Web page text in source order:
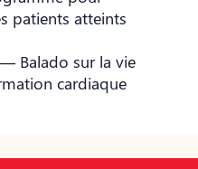
patients atteints
Balado sur la vie
cardiaque